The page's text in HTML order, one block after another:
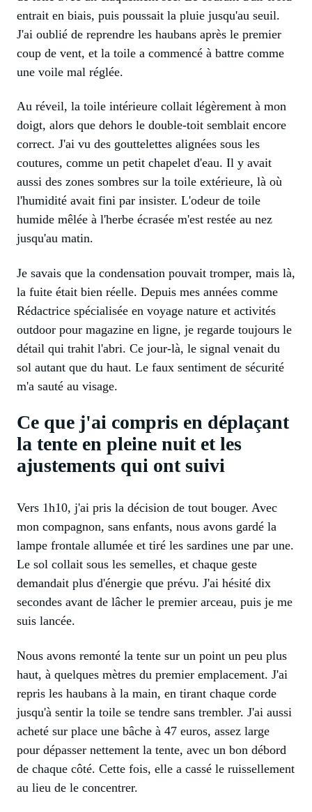
entrait en biais, puis poussait la pluie jusqu'au seuil.
J'ai oublié de reprendre les haubans après le premier
coup de vent, et la toile a commencé à battre comme
une voile mal réglée.
Au réveil, la toile intérieure collait légèrement à mon
doigt, alors que dehors le double-toit semblait encore
correct. J'ai vu des gouttelettes alignées sous les
coutures, comme un petit chapelet d'eau. Il y avait
aussi des zones sombres sur la toile extérieure, là où
l'humidité avait fini par insister. L'odeur de toile
humide mêlée à l'herbe écrasée m'est restée au nez
jusqu'au matin.
Je savais que la condensation pouvait tromper, mais là,
la fuite était bien réelle. Depuis mes années comme
Rédactrice spécialisée en voyage nature et activités
outdoor pour magazine en ligne, je regarde toujours le
détail qui trahit l'abri. Ce jour-là, le signal venait du
sol autant que du haut. Le faux sentiment de sécurité
m'a sauté au visage.
Ce que j'ai compris en déplaçant
la tente en pleine nuit et les
ajustements qui ont suivi
Vers 1h10, j'ai pris la décision de tout bouger. Avec
mon compagnon, sans enfants, nous avons gardé la
lampe frontale allumée et tiré les sardines une par une.
Le sol collait sous les semelles, et chaque geste
demandait plus d'énergie que prévu. J'ai hésité dix
secondes avant de lâcher le premier arceau, puis je me
suis lancée.
Nous avons remonté la tente sur un point un peu plus
haut, à quelques mètres du premier emplacement. J'ai
repris les haubans à la main, en tirant chaque corde
jusqu'à sentir la toile se tendre sans trembler. J'ai aussi
acheté sur place une bâche à 47 euros, assez large
pour dépasser nettement la tente, avec un bon débord
de chaque côté. Cette fois, elle a cassé le ruissellement
au lieu de le concentrer.